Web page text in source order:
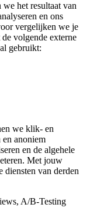
het resultaat van
en ons
vergelijken we je
volgende externe
gebruikt:
we klik- en
anoniem
en de algehele
Met jouw
diensten van derden
A/B-Testing